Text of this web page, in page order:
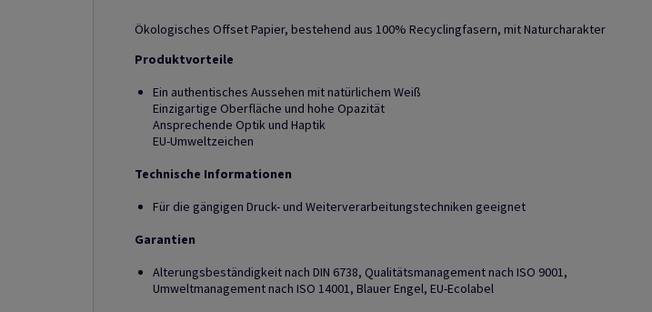
Ökologisches Offset Papier, bestehend aus 100% Recyclingfasern, mit Naturcharakter
Produktvorteile
Ein authentisches Aussehen mit natürlichem Weiß
Einzigartige Oberfläche und hohe Opazität
Ansprechende Optik und Haptik
EU-Umweltzeichen
Technische Informationen
Für die gängigen Druck- und Weiterverarbeitungstechniken geeignet
Garantien
Alterungsbeständigkeit nach DIN 6738, Qualitätsmanagement nach ISO 9001,
Umweltmanagement nach ISO 14001, Blauer Engel, EU-Ecolabel